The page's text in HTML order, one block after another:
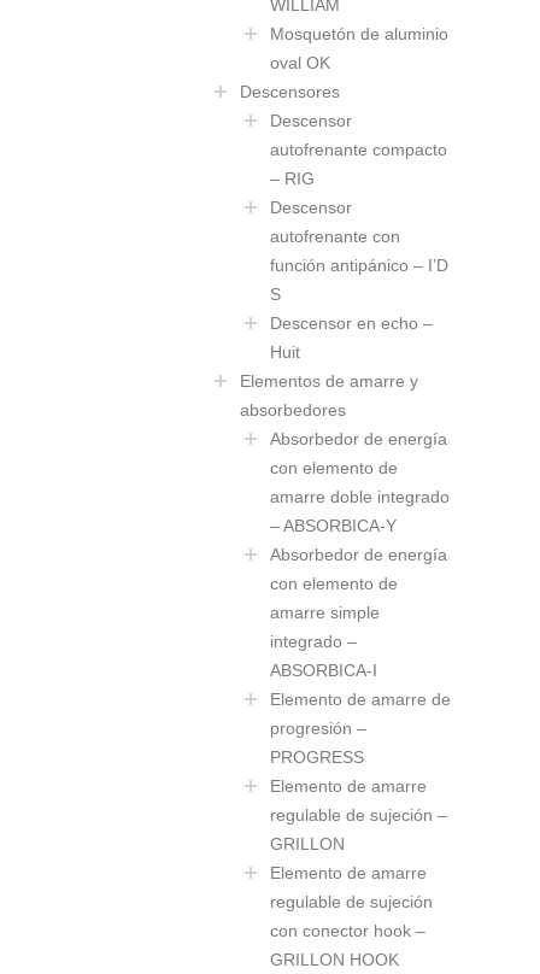
WILLIAM
Mosquetón de aluminio
oval OK
Descensores
Descensor
autofrenante compacto
– RIG
Descensor
autofrenante con
función antipánico – I’D
S
Descensor en echo –
Huit
Elementos de amarre y
absorbedores
Absorbedor de energía
con elemento de
amarre doble integrado
– ABSORBICA-Y
Absorbedor de energía
con elemento de
amarre simple
integrado –
ABSORBICA-I
Elemento de amarre de
progresión –
PROGRESS
Elemento de amarre
regulable de sujeción –
GRILLON
Elemento de amarre
regulable de sujeción
con conector hook –
GRILLON HOOK